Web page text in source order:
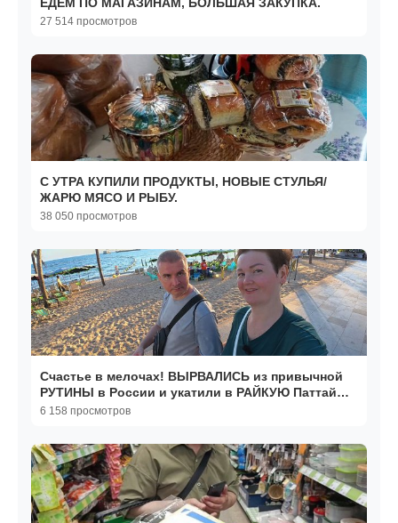
ЕДЕМ ПО МАГАЗИНАМ, БОЛЬШАЯ ЗАКУПКА.
27 514 просмотров
С УТРА КУПИЛИ ПРОДУКТЫ, НОВЫЕ СТУЛЬЯ/
ЖАРЮ МЯСО И РЫБУ.
38 050 просмотров
Счастье в мелочах! ВЫРВАЛИСЬ из привычной
РУТИНЫ в России и укатили в РАЙКУЮ Паттайю!
Отдых Таиланд
6 158 просмотров